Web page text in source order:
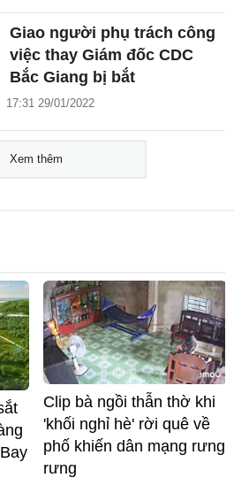
Giao người phụ trách công
việc thay Giám đốc CDC
Bắc Giang bị bắt
17:31 29/01/2022
Xem thêm
Clip bà ngồi thẫn thờ khi
'khối nghỉ hè' rời quê về
phố khiến dân mạng rưng
rưng